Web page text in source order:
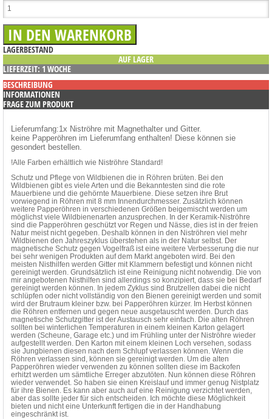
LAGERBESTAND
AUF LAGER
LIEFERZEIT: 1 WOCHE
BESCHREIBUNG
INFORMATIONEN
FRAGE ZUM PRODUKT
Lieferumfang:1x Niströhre mit Magnethalter und Gitter.
keine Papperöhren im Lieferumfang enthalten! Diese können sie
gesondert bestellen.
!Alle Farben erhältlich wie Niströhre Standard!
Schutz und Pflege von Wildbienen die in Röhren brüten. Bei den
Wildbienen gibt es viele Arten und die Bekanntesten sind die rote
Mauerbiene und die gehörnte Mauerbiene. Diese setzen ihre Brut
vorwiegend in Röhren mit 8 mm Innendurchmesser. Zusätzlich können
weitere Papperöhren in verschiedenen Größen beigemischt werden um
möglichst viele Wildbienenarten anzusprechen. In der Keramik-Niströhre
sind die Papperöhren geschützt vor Regen und Nässe, dies ist in der freien
Natur meist nicht gegeben. Deshalb können in den Niströhren viel mehr
Wildbienen den Jahreszyklus überstehen als in der Natur selbst. Der
magnetische Schutz gegen Vogelfraß ist eine weitere Verbesserung die nur
bei sehr wenigen Produkten auf dem Markt angeboten wird. Bei den
meisten Nisthilfen werden Gitter mit Klammern befestigt und können nicht
gereinigt werden. Grundsätzlich ist eine Reinigung nicht notwendig. Die von
mir angebotenen Nisthilfen sind allerdings so konzipiert, dass sie bei Bedarf
gereinigt werden können. In jedem Zyklus sind Brutzellen dabei die nicht
schlüpfen oder nicht vollständig von den Bienen gereinigt werden und somit
wird der Brutraum kleiner bzw. bei Papperöhren kürzer. Im Herbst können
die Röhren entfernen und gegen neue ausgetauscht werden. Durch das
magnetische Schutzgitter ist der Austausch sehr einfach. Die alten Röhren
sollten bei winterlichen Temperaturen in einem kleinen Karton gelagert
werden (Scheune, Garage etc.) und im Frühling unter der Niströhre wieder
aufgestellt werden. Den Karton mit einem kleinen Loch versehen, sodass
sie Jungbienen diesen nach dem Schlupf verlassen können. Wenn die
Röhren verlassen sind, können sie gereinigt werden. Um die alten
Papperöhren wieder verwenden zu können sollten diese im Backofen
erhitzt werden um sämtliche Erreger abzutöten. Nun können diese Röhren
wieder verwendet. So haben sie einen Kreislauf und immer genug Nistplatz
für ihre Bienen. Es kann aber auch auf eine Reinigung verzichtet werden,
aber das sollte jeder für sich entscheiden. Ich möchte diese Möglichkeit
bieten und nicht eine Unterkunft fertigen die in der Handhabung
eingeschränkt ist.